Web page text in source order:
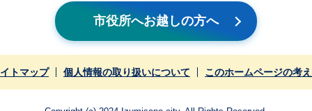
市役所へお越しの方へ
トマップ 個人情報の取り扱いについて このホームページの考